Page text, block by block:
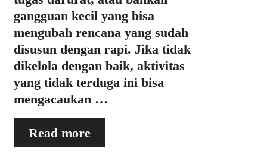
gangguan kecil yang bisa
mengubah rencana yang sudah
disusun dengan rapi. Jika tidak
dikelola dengan baik, aktivitas
yang tidak terduga ini bisa
mengacaukan …
Read moreBagaimana
Mengatur